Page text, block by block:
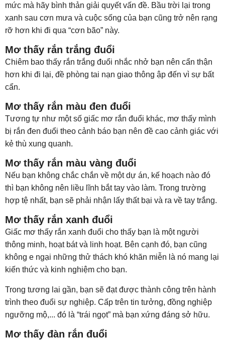
mức mà hãy bình thản giải quyết vấn đề. Bầu trời lại trong
xanh sau cơn mưa và cuộc sống của bạn cũng trở nên rạng
rỡ hơn khi đi qua “cơn bão” này.
Mơ thấy rắn trắng đuổi
Chiêm bao thấy rắn trắng đuổi nhắc nhở bạn nên cẩn thận
hơn khi đi lại, đề phòng tai nạn giao thông ập đến vì sự bất
cẩn.
Mơ thấy rắn màu đen đuổi
Tương tự như một số giấc mơ rắn đuổi khác, mơ thấy mình
bị rắn đen đuổi theo cảnh báo bạn nên đề cao cảnh giác với
kẻ thù xung quanh.
Mơ thấy rắn màu vàng đuổi
Nếu bạn không chắc chắn về một dự án, kế hoạch nào đó
thì bạn không nên liều lĩnh bắt tay vào làm. Trong trường
hợp tệ nhất, bạn sẽ phải nhận lấy thất bại và ra về tay trắng.
Mơ thấy rắn xanh đuổi
Giấc mơ thấy rắn xanh đuổi cho thấy bạn là một người
thông minh, hoạt bát và linh hoạt. Bên cạnh đó, bạn cũng
không e ngại những thử thách khó khăn miễn là nó mang lại
kiến thức và kinh nghiệm cho bạn.
Trong tương lai gần, bạn sẽ đạt được thành công trên hành
trình theo đuổi sự nghiệp. Cấp trên tin tưởng, đồng nghiệp
ngưỡng mộ,... đó là “trái ngọt” mà bạn xứng đáng sở hữu.
Mơ thấy đàn rắn đuổi